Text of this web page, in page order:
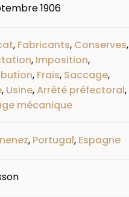
1906
, Fabricants, Conserves,
, Imposition,
, Frais, Saccage,
, Usine,Arrêté préfectoral,
mécanique
, Portugal, Espagne